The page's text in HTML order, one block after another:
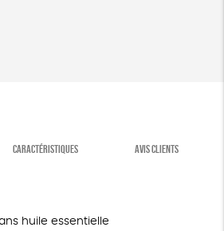
CARACTÉRISTIQUES AVIS CLIENTS
huile essentielle